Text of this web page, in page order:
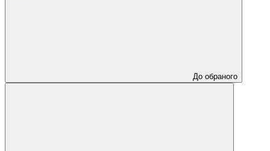
До обраного